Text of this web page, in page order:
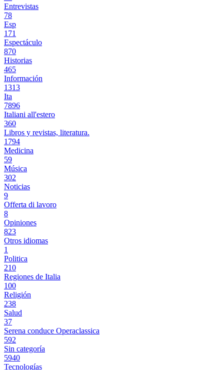
Entrevistas
78
Esp
171
Espectáculo
870
Historias
465
Información
1313
Ita
7896
Italiani all'estero
360
Libros y revistas, literatura.
1794
Medicina
59
Música
302
Noticias
9
Offerta di lavoro
8
Opiniones
823
Otros idiomas
1
Politica
210
Regiones de Italia
100
Religión
238
Salud
37
Serena conduce Operaclassica
592
Sin categoría
5940
Tecnologías